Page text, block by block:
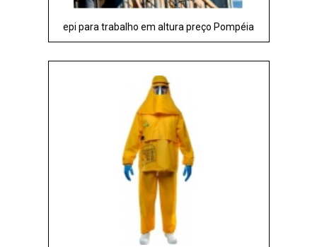
epi para trabalho em altura preço Pompéia